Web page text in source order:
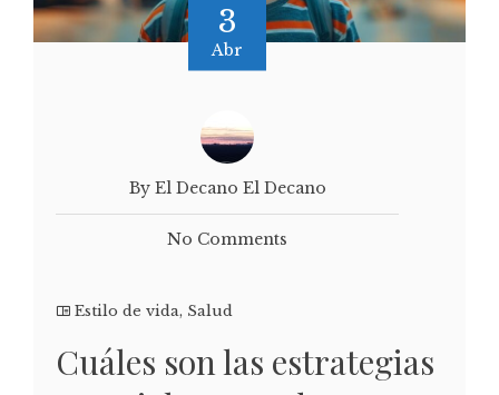
3
Abr
By El Decano El Decano
No Comments
Estilo de vida, Salud
Cuáles son las estrategias